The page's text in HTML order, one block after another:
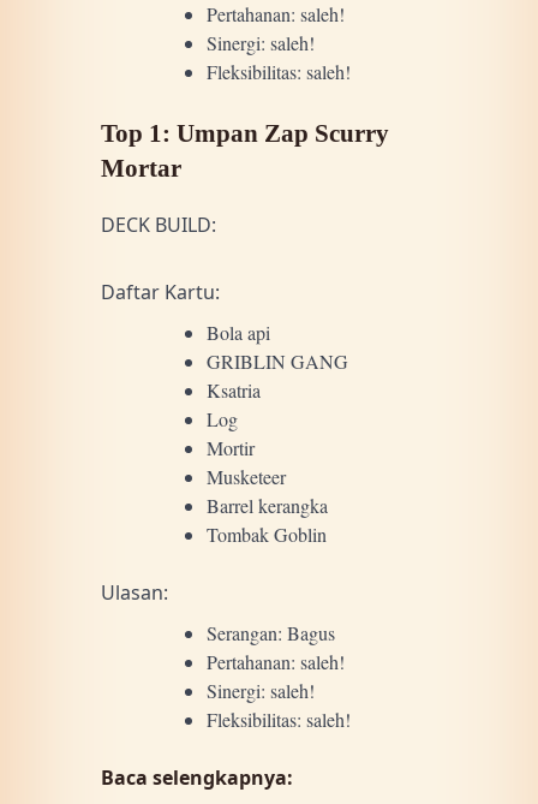
Pertahanan: saleh!
Sinergi: saleh!
Fleksibilitas: saleh!
Top 1: Umpan Zap Scurry
Mortar
DECK BUILD:
Daftar Kartu:
Bola api
GRIBLIN GANG
Ksatria
Log
Mortir
Musketeer
Barrel kerangka
Tombak Goblin
Ulasan:
Serangan: Bagus
Pertahanan: saleh!
Sinergi: saleh!
Fleksibilitas: saleh!
Baca selengkapnya: